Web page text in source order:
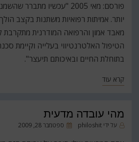
פורסם: מאי 2005 "עכשיו
יותר. אמיתות רפואיות משתנות בקצב
מאבד אמון והרפואה המודרנית
הטיפול האלטרנטיווי בעלייה וקיימת
בתוחלת החיים ובאיכותם תיעצר".
קרא עוד
מהי עובדה מדעית
על ידי philoshit
פורסםספטמבר 28, 2009